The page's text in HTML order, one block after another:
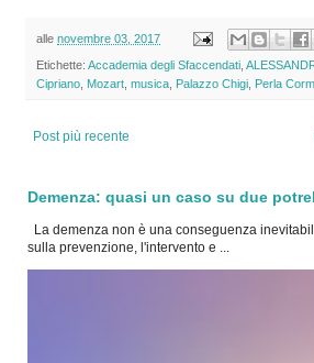
alle novembre 03, 2017
Etichette: Accademia degli Sfaccendati
Cipriano Mozart musica Palazzo Chigi Perla
Post più recente
Demenza: quasi un caso su due
La demenza non è una conseguenza
sulla prevenzione, l'intervento e ...